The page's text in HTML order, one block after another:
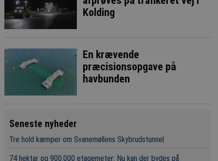
Kolding
En krævende
præcisionsopgave på
havbunden
Seneste nyheder
Tre hold kæmper om Svanemøllens Skybrudstunnel
74 hektar og 900.000 etagemeter: Nu kan der bydes på